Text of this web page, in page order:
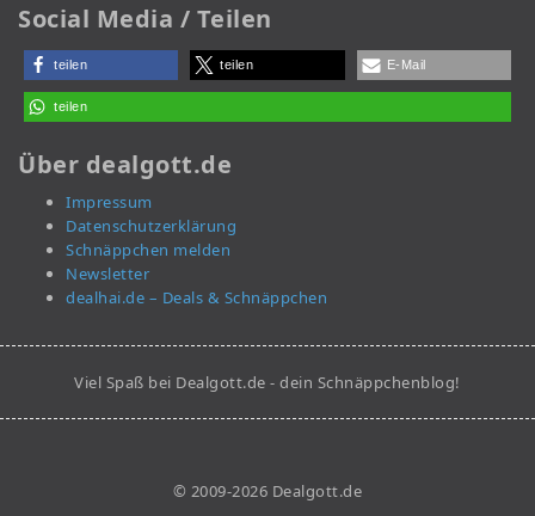
Social Media / Teilen
teilen teilen E-Mail
teilen
Über dealgott.de
Impressum
Datenschutzerklärung
Schnäppchen melden
Newsletter
dealhai.de – Deals & Schnäppchen
Viel Spaß bei Dealgott.de - dein Schnäppchenblog!
© 2009-2026 Dealgott.de